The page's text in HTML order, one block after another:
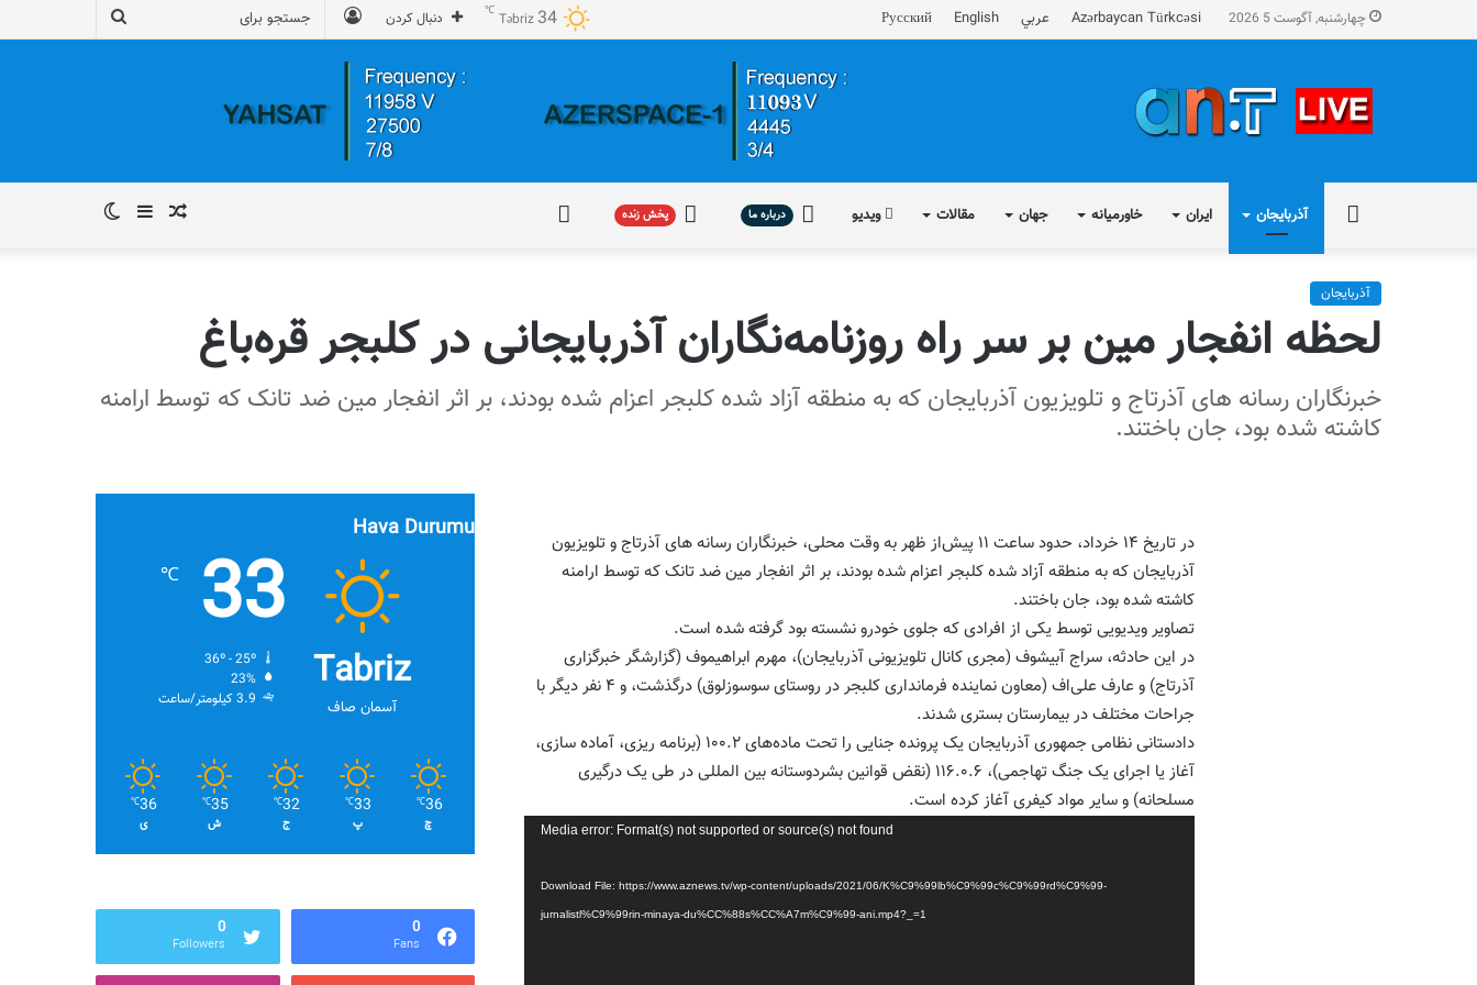
چهارشنبه, آگوست 5 2026 Azərbaycan Türkcəsi عربي English
Русский دنبال کردن Təbriz34
℃
آذربایجان ایران خاورمیانه جهان مقالات ویدیو درباره
درباره ما پخش
پخش زنده سایدبار نوشته
آذربایجان
لحظه انفجار مین بر سر راه روزنامه‌نگاران آذربایجانی در کلبجر قره‌باغ
خبرنگاران رسانه های آذرتاج و تلویزیون آذربایجان که به منطقه آزاد شده کلبجر اعزام شده بودند، بر اثر انفجار مین ضد تانک که توسط ارامنه
کاشته شده بود، جان باختند.
در تاریخ ۱۴ خرداد، حدود ساعت ۱۱ پیش‌از ظهر به وقت محلی، خبرنگاران رسانه های آذرتاج و تلویزیون
آذربایجان که به منطقه آزاد شده کلبجر اعزام شده بودند، بر اثر انفجار مین ضد تانک که توسط ارامنه
کاشته شده بود، جان باختند.
تصاویر ویدیویی توسط یکی از افرادی که جلوی خودرو نشسته بود گرفته شده است.
در این حادثه، سراج آبیشوف (مجری کانال تلویزیونی آذربایجان)، مهرم ابراهیموف (گزارشگر خبرگزاری
آذرتاج) و عارف علی‌اف (معاون نماینده فرمانداری کلبجر در روستای سوسوزلوق) درگذشت، و ۴ نفر دیگر با
جراحات مختلف در بیمارستان بستری شدند.
دادستانی نظامی جمهوری آذربایجان یک پرونده جنایی را تحت ماده‌های ۱۰۰.۲ (برنامه ریزی، آماده سازی،
آغاز یا اجرای یک جنگ تهاجمی)، ۱۱۶.۰.۶ (نقض قوانین بشردوستانه بین المللی در طی یک درگیری
مسلحانه) و سایر مواد کیفری آغاز کرده است.
Media error: Format(s) not supported or source(s) not found
Download File: https://www.aznews.tv/wp-content/uploads/2021/06/K%C9%99lb%C9%99c%C9%99rd%C9%99-
jurnalistl%C9%99rin-minaya-du%CC%88s%CC%A7m%C9%99-ani.mp4?_=1
Hava Durumu
Tabriz
آسمان صاف
33
℃
23%
3.9 کیلومتر/ساعت
36
℃
چ
33
℃
پ
32
℃
ج
35
℃
ش
36
℃
ی
0
Fans
0
Followers